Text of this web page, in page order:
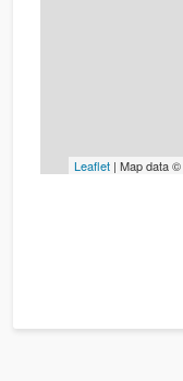
Leaflet | Map data ©